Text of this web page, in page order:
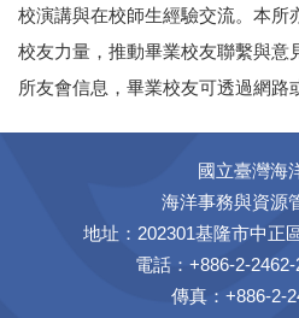
校演講與在校師生經驗交流。本所
校友力量，推動畢業校友聯繫與意
所友會信息，畢業校友可透過網路
國立臺灣海
海洋事務與資源
地址：202301基隆市中正
電話：+886-2-
傳真：+886-2-